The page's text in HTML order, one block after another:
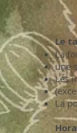
Le
La
une
Les
La